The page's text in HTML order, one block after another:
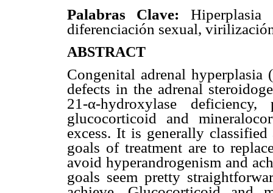
Palabras Clave: Hiperplasia
diferenciación sexual,
ABSTRACT
Congenital adrenal
defects in the adrenal
21-α-hydroxylase
glucocorticoid and
excess. It is generally
goals of treatment are to
avoid hyperandrogenism and
goals seem pretty